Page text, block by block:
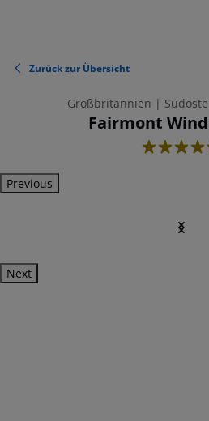
Zurück zur Übersicht
Großbritannien |
Fairmont
5
Previous
Next